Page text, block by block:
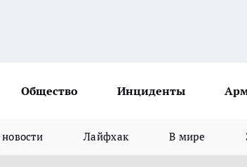
Общество Инциденты
Лайфхак В мире